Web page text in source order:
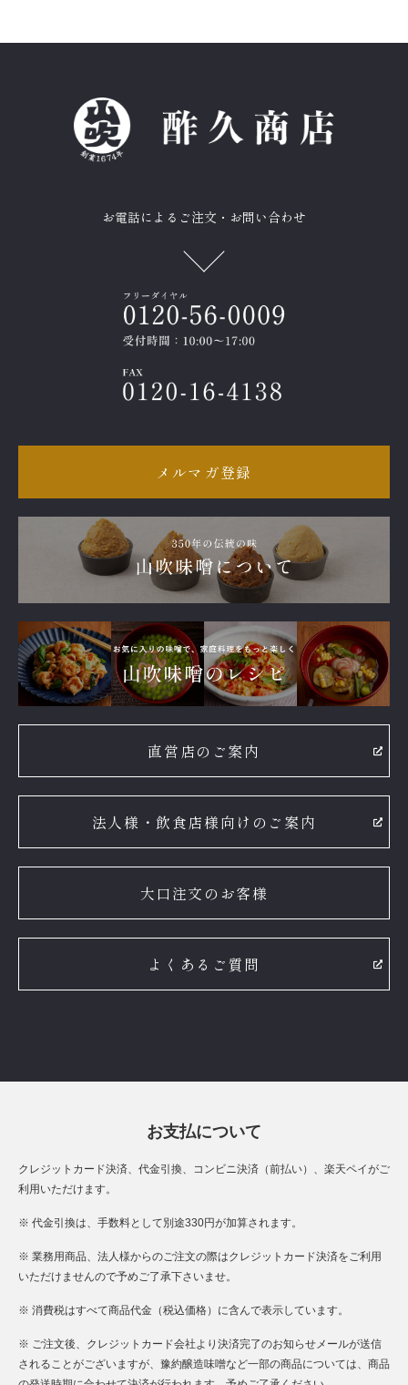
お電話によるご注文・お問い合わせ
メルマガ登録
直営店のご案内
法人様・飲食店様向けのご案内
大口注文のお客様
よくあるご質問
お支払について
クレジットカード決済、代金引換、コンビニ決済（前払い）、楽天ペイがご
利用いただけます。
※ 代金引換は、手数料として別途330円が加算されます。
※ 業務用商品、法人様からのご注文の際はクレジットカード決済をご利用
いただけませんので予めご了承下さいませ。
※ 消費税はすべて商品代金（税込価格）に含んで表示しています。
※ ご注文後、クレジットカード会社より決済完了のお知らせメールが送信
されることがございますが、豫約醸造味噌など一部の商品については、商品